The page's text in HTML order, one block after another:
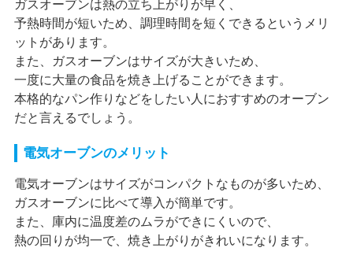
ガスオーブンは熱の立ち上がりが早く、
予熱時間が短いため、調理時間を短くできるというメリ
ットがあります。
また、ガスオーブンはサイズが大きいため、
一度に大量の食品を焼き上げることができます。
本格的なパン作りなどをしたい人におすすめのオーブン
だと言えるでしょう。
電気オーブンのメリット
電気オーブンはサイズがコンパクトなものが多いため、
ガスオーブンに比べて導入が簡単です。
また、庫内に温度差のムラができにくいので、
熱の回りが均一で、焼き上がりがきれいになります。